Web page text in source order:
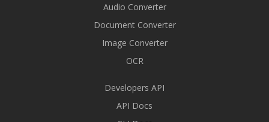
Audio Converter
Document Converter
Image Converter
OCR
Developers API
API Docs